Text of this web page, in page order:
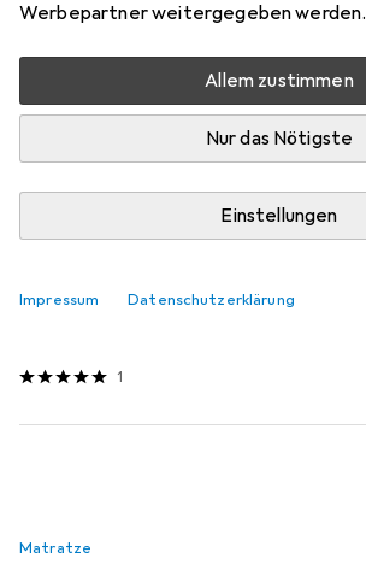
Werbepartner weitergegeben werden.
Allem zustimmen
Nur das Nötigste
Einstellungen
Impressum Datenschutzerklärung
Produktliste
vidaXLYamisum
1
Matratze